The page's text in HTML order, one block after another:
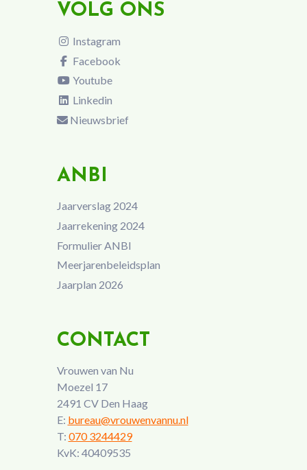
VOLG ONS
Instagram
Facebook
Youtube
Linkedin
Nieuwsbrief
ANBI
Jaarverslag 2024
Jaarrekening 2024
Formulier ANBI
Meerjarenbeleidsplan
Jaarplan 2026
CONTACT
Vrouwen van Nu
Moezel 17
2491 CV Den Haag
E: bureau@vrouwenvannu.nl
T: 070 3244429
KvK: 40409535